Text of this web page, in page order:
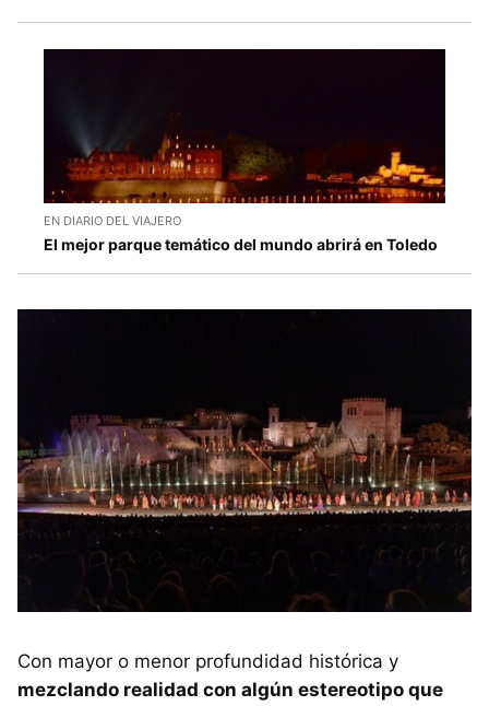
EN DIARIO DEL VIAJERO
El mejor parque temático del mundo abrirá en Toledo
Con mayor o menor profundidad histórica y
mezclando realidad con algún estereotipo que